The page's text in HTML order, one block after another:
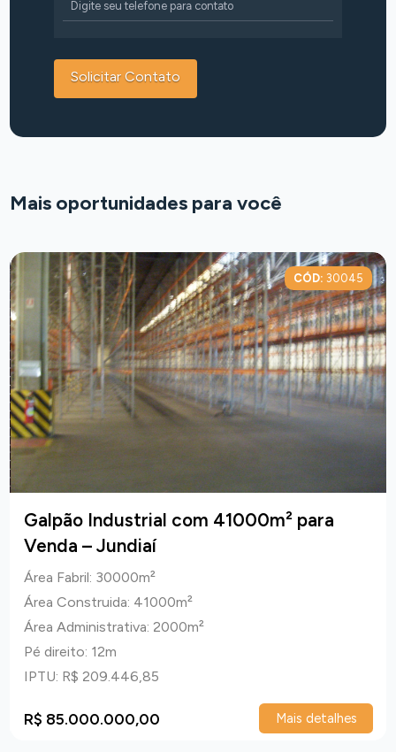
Mais oportunidades para você
CÓD: 30045
Galpão Industrial com 41000m² para
Venda – Jundiaí
Área Fabril: 30000m²
Área Construida: 41000m²
Área Administrativa: 2000m²
Pé direito: 12m
IPTU: R$ 209.446,85
R$ 85.000.000,00 Mais detalhes